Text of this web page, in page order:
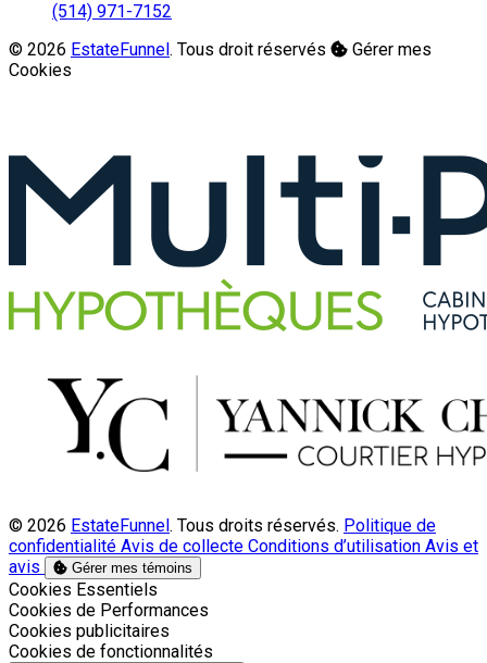
(514) 971-7152
© 2026 EstateFunnel. Tous droit réservés
Gérer mes
Cookies
© 2026 EstateFunnel. Tous droits réservés. Politique de
confidentialité Avis de collecte Conditions d’utilisation Avis et
avis
Gérer mes témoins
Activer
Cookies Essentiels
Activer
Cookies de Performances
Activer
Cookies publicitaires
Activer
Cookies de fonctionnalités